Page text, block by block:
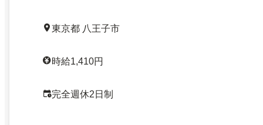
東京都 八王子市
時給1,410円
完全週休2日制